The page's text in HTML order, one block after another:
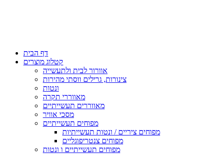
דף הבית
קטלוג מוצרים
אוורור לבית ולתעשייה
צינורות, גרילים ווסתי מהירות
ונטות
מאווררי תקרה
מאווררים תעשייתיים
מסכי אוויר
מפוחים תעשייתיים
מפוחים ציריים / ונטות תעשייתיות
מפוחים צנטריפוגליים
מפוחים תעשייתיים ו ונטות